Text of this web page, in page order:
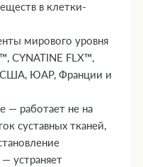
в клетки-
мирового уровня
CYNATINE FLX™,
США, ЮАР, Франции и
— работает не на
суставных тканей,
устраняет